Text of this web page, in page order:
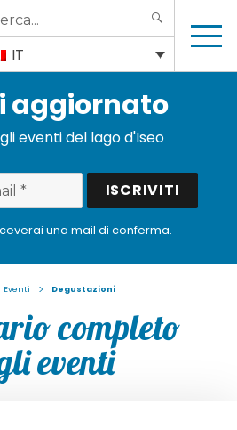
IT
aggiornato
eventi del lago d'Iseo
una mail di conferma.
Eventi > Degustazioni
completo
eventi